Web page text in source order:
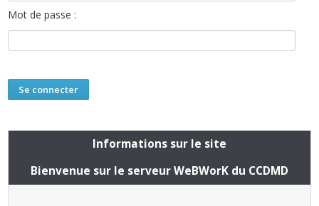
Mot de passe :
Informations sur le site
Bienvenue sur le serveur WeBWorK du CCDMD